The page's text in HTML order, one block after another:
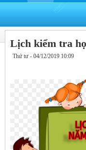
Lịch kiểm tra
Thứ tư - 04/12/2019 10:09